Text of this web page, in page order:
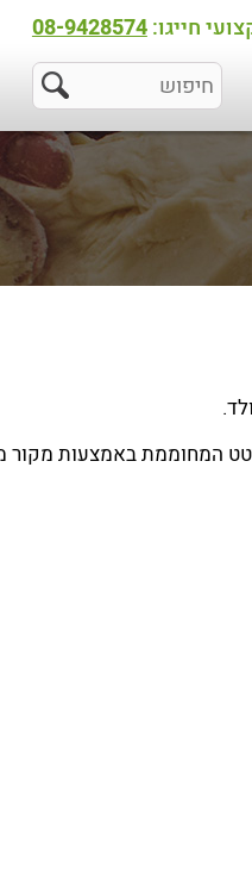
חייגו:08-9428574
המחוממת באמצעות מקור